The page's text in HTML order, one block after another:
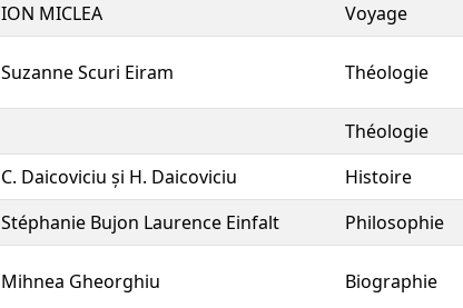
ION MICLEA Voyage
Suzanne Scuri Eiram Théologie
Théologie
C. Daicoviciu și H. Daicoviciu Histoire
Stéphanie Bujon Laurence Einfalt Philosophie
Mihnea Gheorghiu Biographie